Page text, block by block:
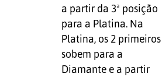
a partir da 3ª posição
para a Platina. Na
Platina, os 2 primeiros
sobem para a
Diamante e a partir